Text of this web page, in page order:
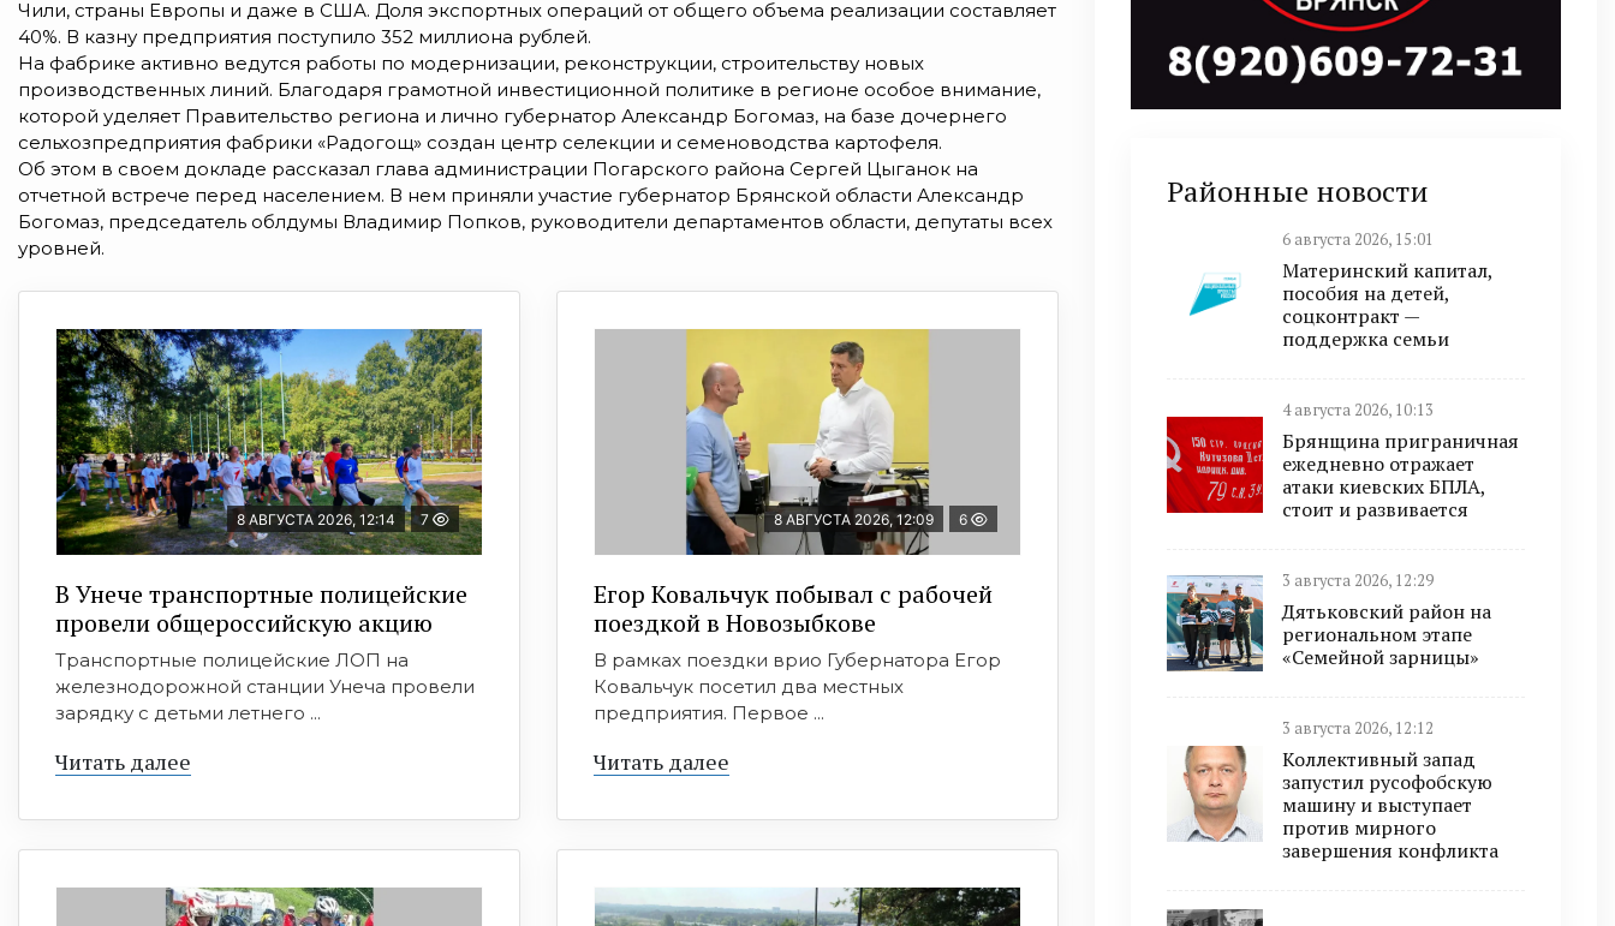
Чили, страны Европы и даже в США. Доля экспортных операций от общего объема реализации составляет
40%. В казну предприятия поступило 352 миллиона рублей.
На фабрике активно ведутся работы по модернизации, реконструкции, строительству новых
производственных линий. Благодаря грамотной инвестиционной политике в регионе особое внимание,
которой уделяет Правительство региона и лично губернатор Александр Богомаз, на базе дочернего
сельхозпредприятия фабрики «Радогощ» создан центр селекции и семеноводства картофеля.
Об этом в своем докладе рассказал глава администрации Погарского района Сергей Цыганок на
отчетной встрече перед населением. В нем приняли участие губернатор Брянской области Александр
Богомаз, председатель облдумы Владимир Попков, руководители департаментов области, депутаты всех
уровней.
8 АВГУСТА 2026, 12:14 7
В Унече транспортные полицейские
провели общероссийскую акцию
Транспортные полицейские ЛОП на
железнодорожной станции Унеча провели
зарядку с детьми летнего ...
Читать далее
8 АВГУСТА 2026, 12:09 6
Егор Ковальчук побывал с рабочей
поездкой в Новозыбкове
В рамках поездки врио Губернатора Егор
Ковальчук посетил два местных
предприятия. Первое ...
Читать далее
Районные новости
6 августа 2026, 15:01
Материнский капитал,
пособия на детей,
соцконтракт —
поддержка семьи
4 августа 2026, 10:13
Брянщина приграничная
ежедневно отражает
атаки киевских БПЛА,
стоит и развивается
3 августа 2026, 12:29
Дятьковский район на
региональном этапе
«Семейной зарницы»
3 августа 2026, 12:12
Коллективный запад
запустил русофобскую
машину и выступает
против мирного
завершения конфликта